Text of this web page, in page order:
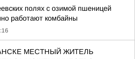
полях с озимой пшеницей
работают комбайны
МЕСТНЫЙ ЖИТЕЛЬ